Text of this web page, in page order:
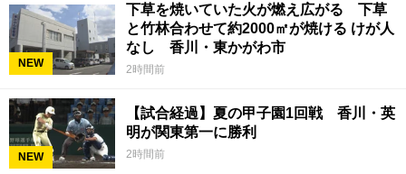
NEW
下草を焼いていた火が燃え広がる 下草
と竹林合わせて約2000㎡が焼ける けが人
なし 香川・東かがわ市
2時間前
NEW
【試合経過】夏の甲子園1回戦 香川・英
明が関東第一に勝利
2時間前